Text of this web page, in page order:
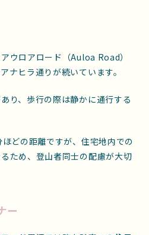
ウロアロード（Auloa Road）
ナヒラ通りが続いています。
り、歩行の際は静かに通行する
どの距離ですが、住宅地内での
ため、登山者同士の配慮が大切
ー